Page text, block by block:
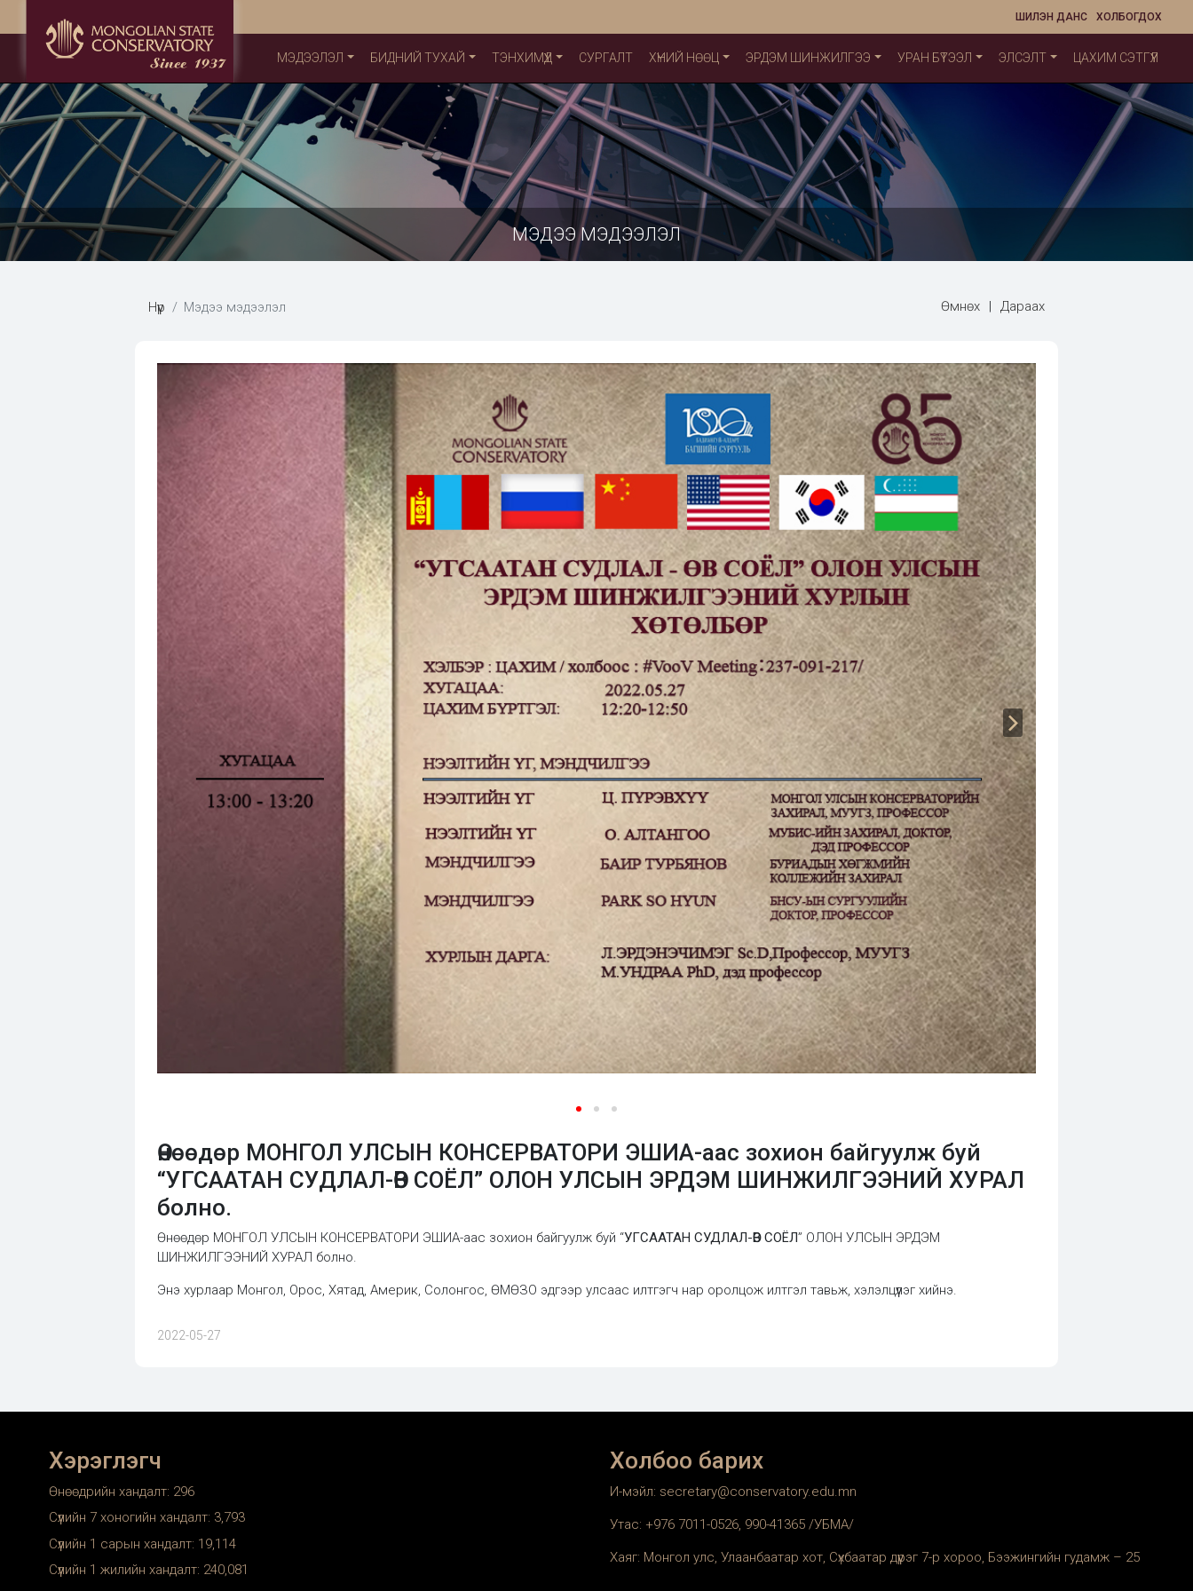
ХОЛБОГДОХ
ШИЛЭН ДАНС
МЭДЭЭЛЭЛ БИДНИЙ ТУХАЙ ТЭНХИМҮҮД СУРГАЛТ ХҮНИЙ НӨӨЦ ЭРДЭМ ШИНЖИЛГЭЭ УРАН БҮТЭЭЛ ЭЛСЭЛТ ЦАХИМ СЭТГҮҮЛ
МЭДЭЭ МЭДЭЭЛЭЛ
Нүүр Мэдээ мэдээлэл Өмнөх | Дараах
Өнөөдөр МОНГОЛ УЛСЫН КОНСЕРВАТОРИ ЭШИА-аас зохион байгуулж буй
“УГСААТАН СУДЛАЛ-ӨВ СОЁЛ” ОЛОН УЛСЫН ЭРДЭМ ШИНЖИЛГЭЭНИЙ ХУРАЛ
болно.
Өнөөдөр МОНГОЛ УЛСЫН КОНСЕРВАТОРИ ЭШИА-аас зохион байгуулж буй “УГСААТАН СУДЛАЛ-ӨВ СОЁЛ” ОЛОН УЛСЫН ЭРДЭМ
ШИНЖИЛГЭЭНИЙ ХУРАЛ болно.
Энэ хурлаар Монгол, Орос, Хятад, Америк, Солонгос, ӨМӨЗО эдгээр улсаас илтгэгч нар оролцож илтгэл тавьж, хэлэлцүүлэг хийнэ.
2022-05-27
Хэрэглэгч
Өнөөдрийн хандалт: 296
Сүүлийн 7 хоногийн хандалт: 3,793
Сүүлийн 1 сарын хандалт: 19,114
Сүүлийн 1 жилийн хандалт: 240,081
Холбоо барих
И-мэйл: secretary@conservatory.edu.mn
Утас: +976 7011-0526, 990-41365 /УБМА/
Хаяг: Монгол улс, Улаанбаатар хот, Сүхбаатар дүүрэг 7-р хороо, Бээжингийн гудамж – 25